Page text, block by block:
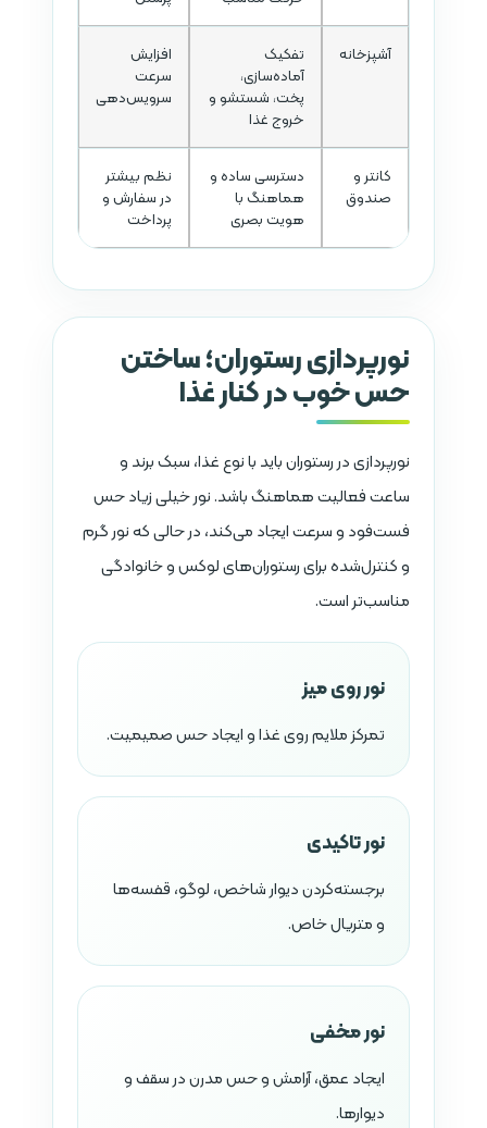
آشپزخانه
تفکیک
آماده‌سازی،
پخت، شستشو و
خروج غذا
افزایش
سرعت
سرویس‌دهی
کانتر و
صندوق
دسترسی ساده و
هماهنگ با
هویت بصری
نظم بیشتر
در سفارش و
پرداخت
نورپردازی رستوران؛ ساختن
حس خوب در کنار غذا
نورپردازی در رستوران باید با نوع غذا، سبک برند و
ساعت فعالیت هماهنگ باشد. نور خیلی زیاد حس
فست‌فود و سرعت ایجاد می‌کند، در حالی که نور گرم
و کنترل‌شده برای رستوران‌های لوکس و خانوادگی
مناسب‌تر است.
نور روی میز
تمرکز ملایم روی غذا و ایجاد حس صمیمیت.
نور تاکیدی
برجسته‌کردن دیوار شاخص، لوگو، قفسه‌ها
و متریال خاص.
نور مخفی
ایجاد عمق، آرامش و حس مدرن در سقف و
دیوارها.